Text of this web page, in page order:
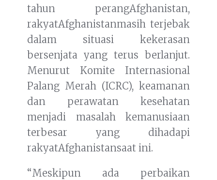
tahun perangAfghanistan,
rakyatAfghanistanmasih terjebak
dalam situasi kekerasan
bersenjata yang terus berlanjut.
Menurut Komite Internasional
Palang Merah (ICRC), keamanan
dan perawatan kesehatan
menjadi masalah kemanusiaan
terbesar yang dihadapi
rakyatAfghanistansaat ini.
“Meskipun ada perbaikan